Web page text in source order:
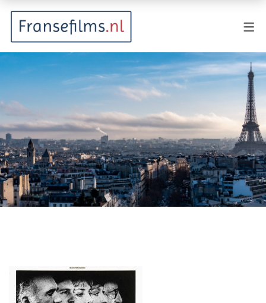
Animatie
Documentaire
Drama
Fantasy
Horror
Misdaad
Musical